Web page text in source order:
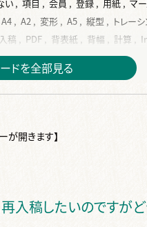
い , 項目 , 会員 , 登録 , 用紙 , マ
A4 , A2 , 変形 , A5 , 縦型 , トレー
入稿 , PDF , 背表紙 , 背幅 , 計算 ,
,表紙 ,挿絵 ,word ,編集 ,校正 ,
ト , 本文 ,dpi ,jpg , 紙原稿 ,
え ,RGB ,文字 ,完全原稿 ,修正 ,
白紙 ,
,伝票 ,送り主 , クーポン , ISBN ,
別包装 , CD ,
ドを全部見る
が開きます】
入稿したいのですが